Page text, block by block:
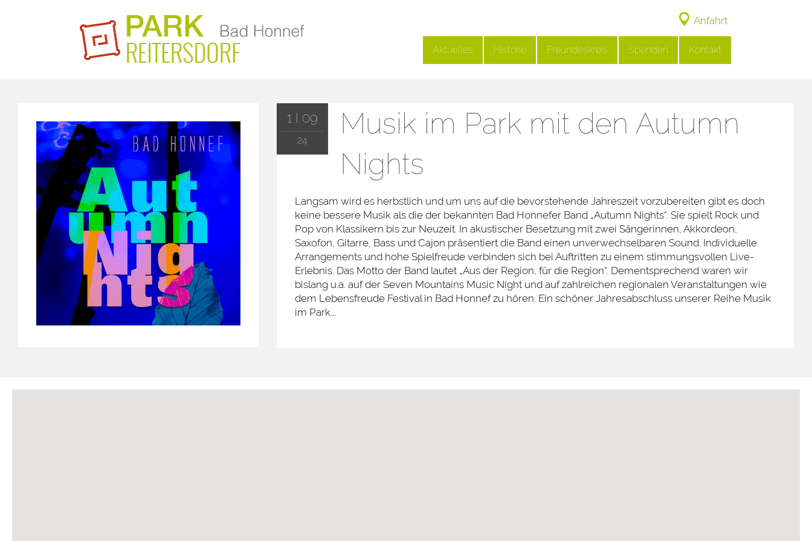
Aktuelles Historie Freundeskreis Spenden Kontakt
Anfahrt
1 I 09
24
Musik im Park mit den Autumn
Nights
Langsam wird es herbstlich und um uns auf die bevorstehende Jahreszeit vorzubereiten gibt es doch
keine bessere Musik als die der bekannten Bad Honnefer Band „Autumn Nights“. Sie spielt Rock und
Pop von Klassikern bis zur Neuzeit. In akustischer Besetzung mit zwei Sängerinnen, Akkordeon,
Saxofon, Gitarre, Bass und Cajon präsentiert die Band einen unverwechselbaren Sound. Individuelle
Arrangements und hohe Spielfreude verbinden sich bei Auftritten zu einem stimmungsvollen Live-
Erlebnis. Das Motto der Band lautet „Aus der Region, für die Region“. Dementsprechend waren wir
bislang u.a. auf der Seven Mountains Music Night und auf zahlreichen regionalen Veranstaltungen wie
dem Lebensfreude Festival in Bad Honnef zu hören. Ein schöner Jahresabschluss unserer Reihe Musik
im Park….